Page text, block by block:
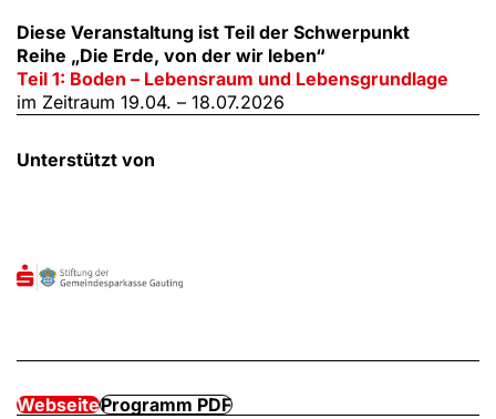
Diese Veranstaltung ist Teil der Schwerpunkt
Reihe „Die Erde, von der wir leben“
Teil 1: Boden – Lebensraum und Lebensgrundlage
im Zeitraum 19.04. – 18.07.2026
Unterstützt von
WebseiteProgramm PDF